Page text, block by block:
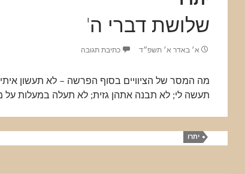
שלושת דברי ה'
א׳ באדר א׳ תשפ״ד כתיבת תגובה
מה המסר של הציוויים בסוף הפרשה – לא תעשון
תעשה לי; לא תבנה אתהן גזית; לא תעלה במעלות על
יתרו